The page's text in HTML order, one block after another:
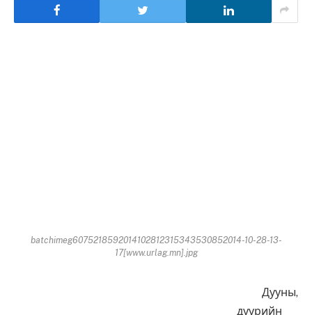
batchimeg6075218592014102812315343530852014-10-28-13-
17[www.urlag.mn].jpg
Дууны,
дуурийн